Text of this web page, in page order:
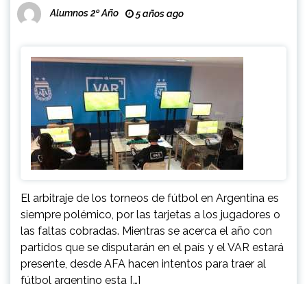
Alumnos 2º Año 5 años ago
El arbitraje de los torneos de fútbol en Argentina es
siempre polémico, por las tarjetas a los jugadores o
las faltas cobradas. Mientras se acerca el año con
partidos que se disputarán en el país y el VAR estará
presente, desde AFA hacen intentos para traer al
fútbol argentino esta […]